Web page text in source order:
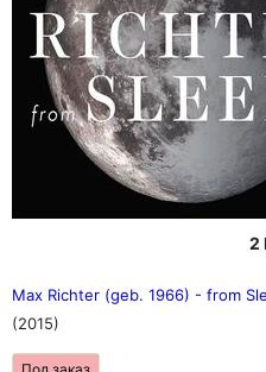
2
Max Richter (geb. 1966) - from
(2015)